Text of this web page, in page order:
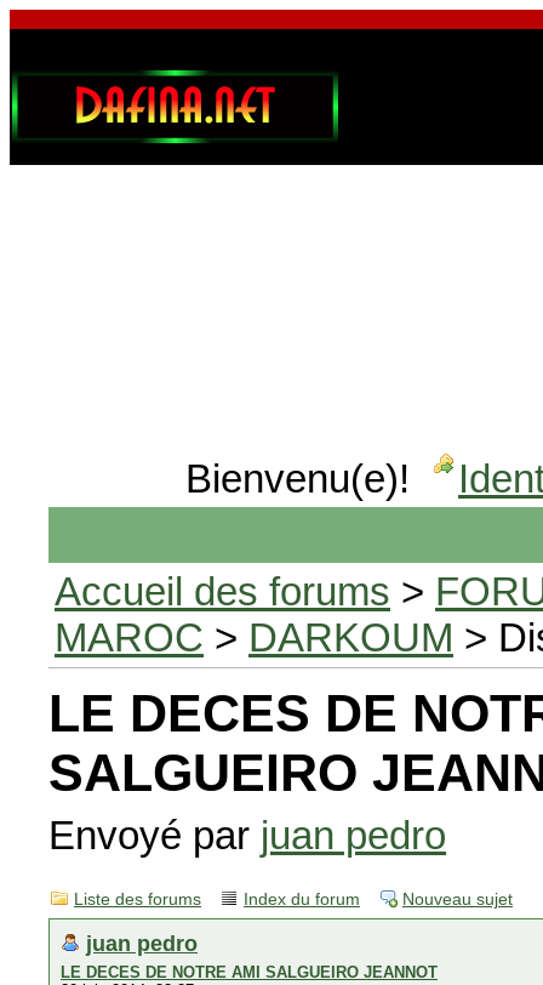
Bienvenu(e)!
Accueil des forums >
MAROC > DARKOUM >
LE DECES DE
SALGUEIRO
Envoyé par juan pedro
Liste des forums Index du forum Nouveau sujet
juan pedro
LE DECES DE NOTRE AMI SALGUEIRO JEANNOT